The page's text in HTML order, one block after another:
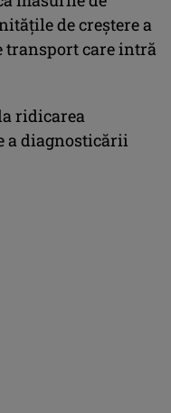
de creştere a
transport care intră
ridicarea
a diagnosticării